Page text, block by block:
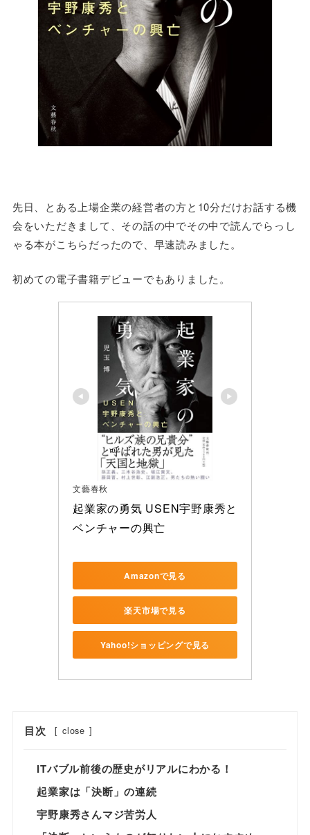
先日、とある上場企業の経営者の方と10分だけお話する機
会をいただきまして、その話の中でその中で読んでらっし
ゃる本がこちらだったので、早速読みました。
初めての電子書籍デビューでもありました。
文藝春秋
起業家の勇気 USEN宇野康秀と
ベンチャーの興亡
Amazonで見る
楽天市場で見る
Yahoo!ショッピングで見る
目次 [ close ]
ITバブル前後の歴史がリアルにわかる！
起業家は「決断」の連続
宇野康秀さんマジ苦労人